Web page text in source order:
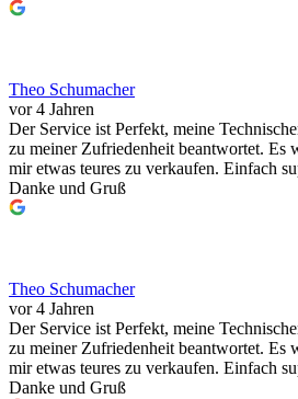
Theo Schumacher
vor 4 Jahren
Der Service ist Perfekt, meine
zu meiner Zufriedenheit beantwortet. Es
mir etwas teures zu verkaufen. Einfach
Danke und Gruß
Theo Schumacher
vor 4 Jahren
Der Service ist Perfekt, meine
zu meiner Zufriedenheit beantwortet. Es
mir etwas teures zu verkaufen. Einfach
Danke und Gruß